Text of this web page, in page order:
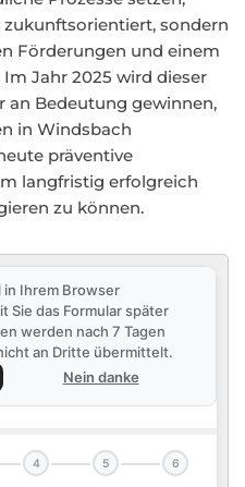
sondern
Förderungen und einem
Jahr 2025 wird dieser
an Bedeutung gewinnen,
in Windsbach
präventive
langfristig erfolgreich
zu können.
in Ihrem Browser
Sie das Formular später
werden nach 7 Tagen
an Dritte übermittelt.
Nein danke
4 5 6